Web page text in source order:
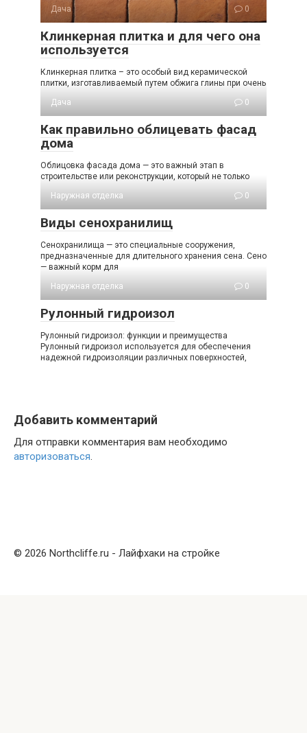
Дача 0
Клинкерная плитка и для чего она
используется
Клинкерная плитка – это особый вид керамической
плитки, изготавливаемый путем обжига глины при очень
Дача
0
Как правильно облицевать фасад
дома
Облицовка фасада дома — это важный этап в
строительстве или реконструкции, который не только
Наружная отделка
0
Виды сенохранилищ
Сенохранилища — это специальные сооружения,
предназначенные для длительного хранения сена. Сено
— важный корм для
Наружная отделка
0
Рулонный гидроизол
Рулонный гидроизол: функции и преимущества
Рулонный гидроизол используется для обеспечения
надежной гидроизоляции различных поверхностей,
Добавить комментарий
Для отправки комментария вам необходимо
авторизоваться.
© 2026 Northcliffe.ru - Лайфхаки на стройке